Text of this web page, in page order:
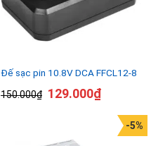
Đế sạc pin 10.8V DCA FFCL12-8
150.000₫ 129.000₫
-5%